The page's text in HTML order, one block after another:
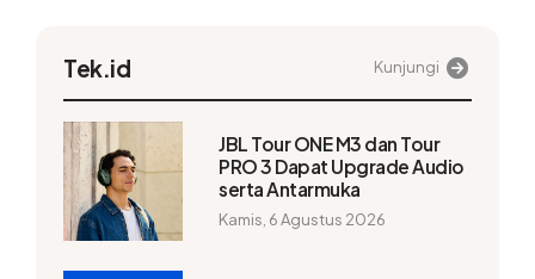
Tek.id Kunjungi
JBL Tour ONE M3 dan Tour
PRO 3 Dapat Upgrade Audio
serta Antarmuka
Kamis, 6 Agustus 2026